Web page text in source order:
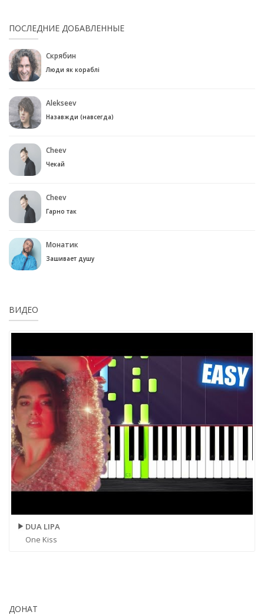
ПОСЛЕДНИЕ ДОБАВЛЕННЫЕ
Скрябин
Люди як кораблі
Alekseev
Назавжди (навсегда)
Cheev
Чекай
Cheev
Гарно так
Монатик
Зашивает душу
ВИДЕО
DUA LIPA
One Kiss
ДОНАТ